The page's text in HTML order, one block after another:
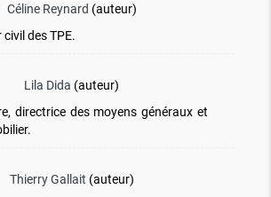
Céline Reynard (auteur)
civil des TPE.
Lila Dida (auteur)
directrice des moyens généraux et
Thierry Gallait (auteur)